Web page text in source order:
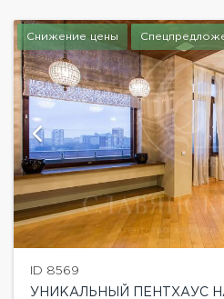
Снижение цены
ID 8569
УНИКАЛЬНЫЙ ПЕНТХАУС